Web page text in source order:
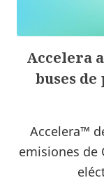
Accelera
buses
Accelera™
emisiones de